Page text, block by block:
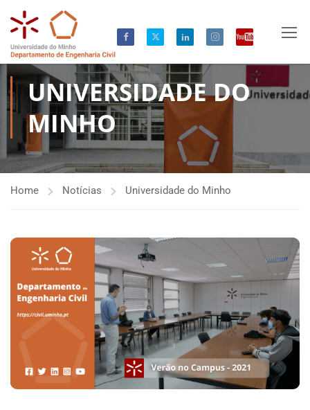
UNIVERSIDADE DO
MINHO
Home Notícias Universidade do Minho